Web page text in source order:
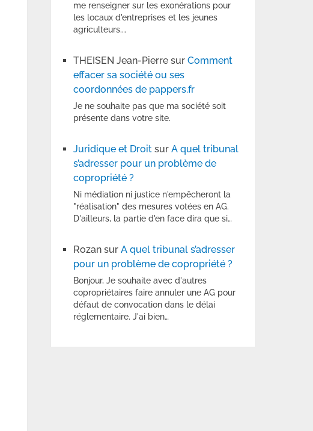
me renseigner sur les exonérations pour
les locaux d'entreprises et les jeunes
agriculteurs.…
THEISEN Jean-Pierre surComment
effacer sa société ou ses
coordonnées de pappers.fr
Je ne souhaite pas que ma société soit
présente dans votre site.
Juridique et Droit surA quel tribunal
s’adresser pour un problème de
copropriété ?
Ni médiation ni justice n'empêcheront la
"réalisation" des mesures votées en AG.
D'ailleurs, la partie d'en face dira que si…
Rozan surA quel tribunal s’adresser
pour un problème de copropriété ?
Bonjour, Je souhaite avec d'autres
copropriétaires faire annuler une AG pour
défaut de convocation dans le délai
réglementaire. J'ai bien…